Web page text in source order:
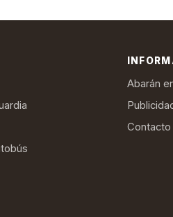
Abarán
Contacto